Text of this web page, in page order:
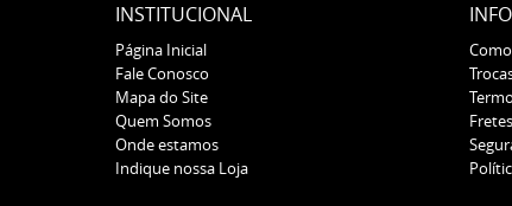
INSTITUCIONAL
Página Inicial
Fale Conosco
Mapa do Site
Quem Somos
Onde estamos
Indique nossa Loja